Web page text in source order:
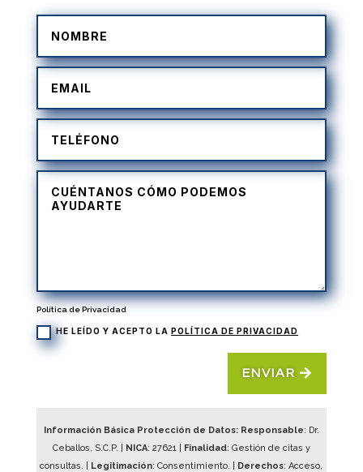
Política de Privacidad
HE LEÍDO Y ACEPTO LA POLÍTICA DE PRIVACIDAD
ENVIAR
Información Básica Protección de Datos: Responsable: Dr.
Ceballos, S.C.P. |
NICA: 27621| Finalidad: Gestión de citas y
consultas. |
Legitimación: Consentimiento. | Derechos: Acceso,